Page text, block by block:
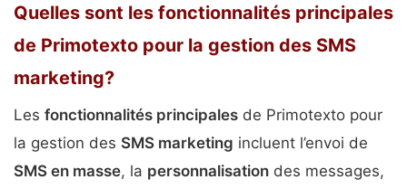
Quelles sont les fonctionnalités principales
de Primotexto pour la gestion des SMS
marketing?
Les fonctionnalités principales de Primotexto pour
la gestion des SMS marketing incluent l’envoi de
SMS en masse, la personnalisation des messages,